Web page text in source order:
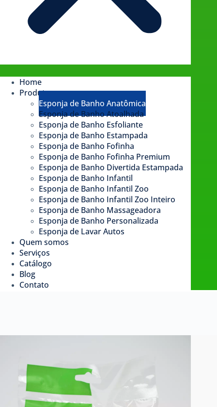
Home
Produtos
Esponja de Banho Anatômica
Esponja de Banho Atoalhada
Esponja de Banho Esfoliante
Esponja de Banho Estampada​
Esponja de Banho Fofinha
Esponja de Banho Fofinha Premium
Esponja de Banho Divertida Estampada
Esponja de Banho Infantil
Esponja de Banho Infantil Zoo
Esponja de Banho Infantil Zoo Inteiro
Esponja de Banho Massageadora
Esponja de Banho Personalizada
Esponja de Lavar Autos
Quem somos
Serviços
Catálogo
Blog
Contato